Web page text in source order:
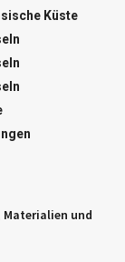
Küste
Materialien und